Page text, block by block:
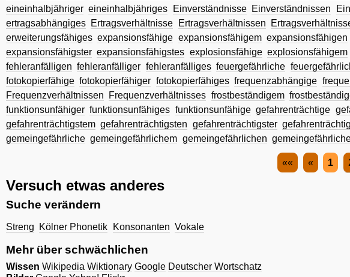
eineinhalbjähriger eineinhalbjähriges Einverständnisse Einverständnissen
ertragsabhängiges Ertragsverhältnisse Ertragsverhältnissen
erweiterungsfähiges expansionsfähige expansionsfähigem expansionsfähigen
expansionsfähigster expansionsfähigstes explosionsfähige explosionsfähigem
fehleranfälligen fehleranfälliger fehleranfälliges feuergefährliche
fotokopierfähige fotokopierfähiger fotokopierfähiges frequenzabhängige
Frequenzverhältnissen
Frequenzverhältnisses frostbeständigem
funktionsunfähiger funktionsunfähiges funktionsunfähige gefahrenträchtige
gefahrenträchtigstem gefahrenträchtigsten gefahrenträchtigster
gemeingefährliche gemeingefährlichem gemeingefährlichen
«« « 1
Versuch etwas anderes
Suche verändern
Streng Kölner Phonetik Konsonanten Vokale
Mehr über schwächlichen
Wissen Wikipedia Wiktionary Google Deutscher Wortschatz